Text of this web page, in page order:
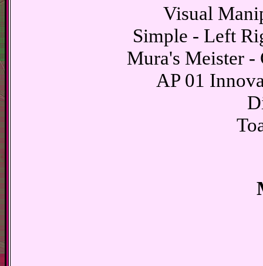
Visual
Simple - Left
Mura's Meister -
AP 01